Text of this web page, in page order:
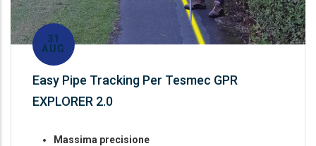
31
AUG
Easy Pipe Tracking Per Tesmec GPR
EXPLORER 2.0
Massima precisione